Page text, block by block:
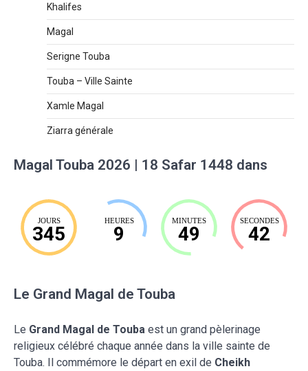
Khalifes
Magal
Serigne Touba
Touba – Ville Sainte
Xamle Magal
Ziarra générale
Magal Touba 2026 | 18 Safar 1448 dans
JOURS
345
HEURES
9
MINUTES
49
SECONDES
41
Le Grand Magal de Touba
Le Grand Magal de Touba est un grand pèlerinage
religieux célébré chaque année dans la ville sainte de
Touba. Il commémore le départ en exil de Cheikh